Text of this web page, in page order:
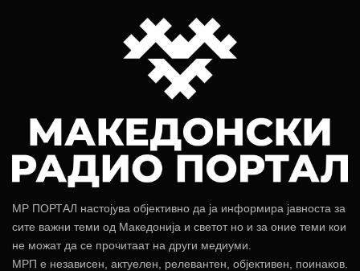
МР ПОРТАЛ настојува објективно да ја информира јавноста за
сите важни теми од Македонија и светот но и за оние теми кои
не можат да се прочитаат на други медиуми.
МРП е независен, актуелен, релевантен, објективен, поинаков.